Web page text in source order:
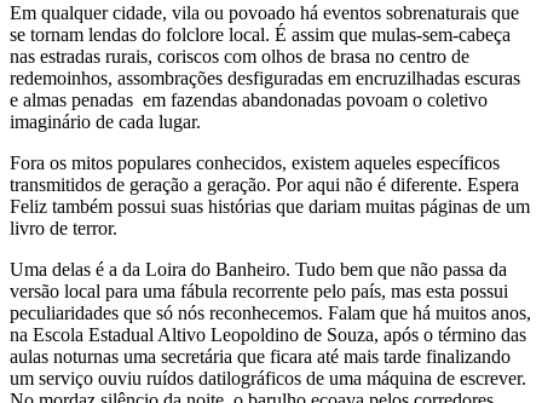
Em qualquer cidade, vila ou povoado há eventos sobrenaturais que
se tornam lendas do folclore local. É assim que mulas-sem-cabeça
nas estradas rurais, coriscos com olhos de brasa no centro de
redemoinhos, assombrações desfiguradas em encruzilhadas escuras
e almas penadas em fazendas abandonadas povoam o coletivo
imaginário de cada lugar.
Fora os mitos populares conhecidos, existem aqueles específicos
transmitidos de geração a geração. Por aqui não é diferente. Espera
Feliz também possui suas histórias que dariam muitas páginas de um
livro de terror.
Uma delas é a da Loira do Banheiro. Tudo bem que não passa da
versão local para uma fábula recorrente pelo país, mas esta possui
peculiaridades que só nós reconhecemos. Falam que há muitos anos,
na Escola Estadual Altivo Leopoldino de Souza, após o término das
aulas noturnas uma secretária que ficara até mais tarde finalizando
um serviço ouviu ruídos datilográficos de uma máquina de escrever.